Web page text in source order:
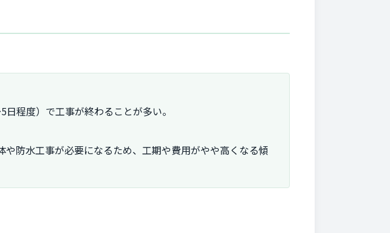
程度）で工事が終わることが多い。
防水工事が必要になるため、工期や費用がやや高くなる傾